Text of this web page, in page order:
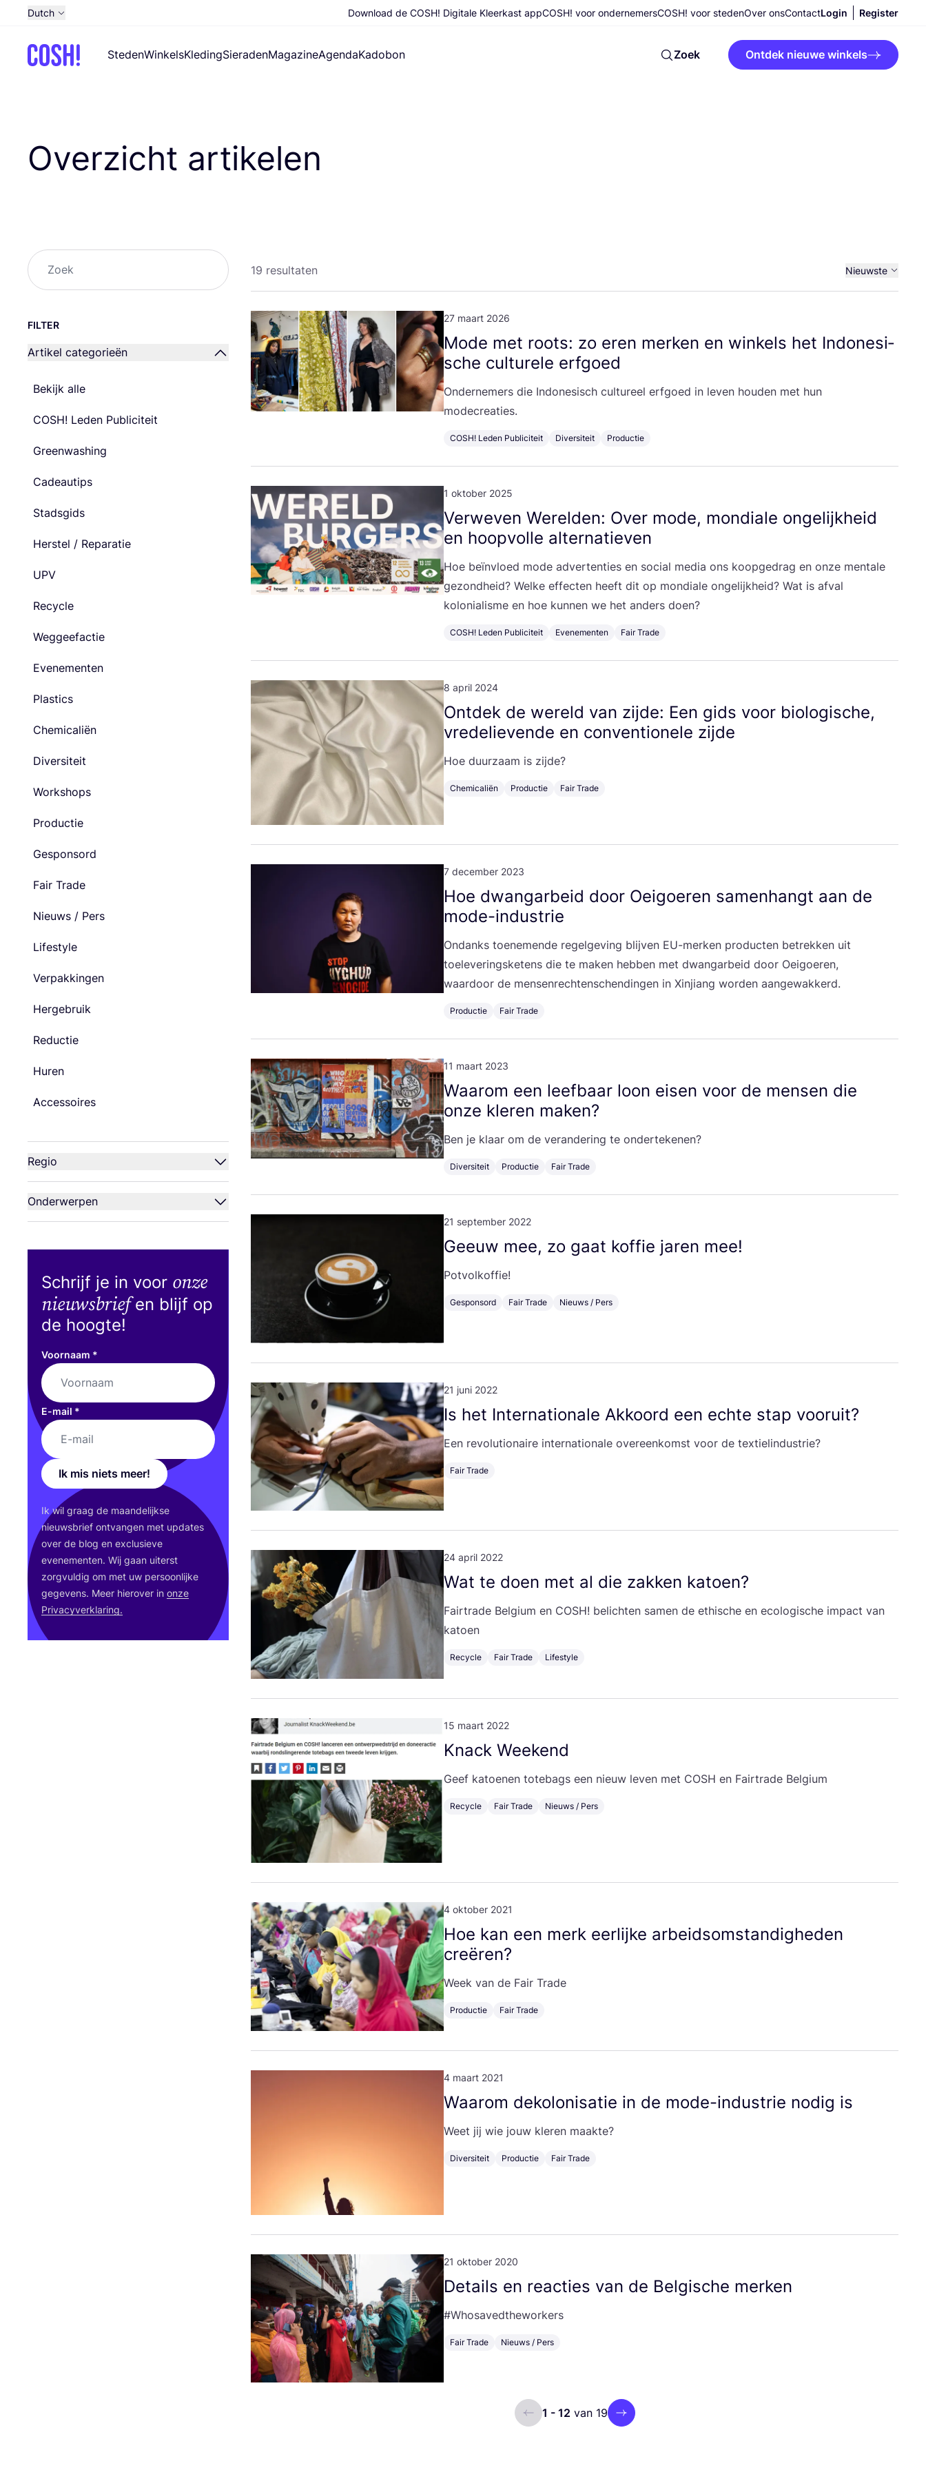
Dutch
French
Croatian
Download de COSH! Digitale Kleerkast appCOSH! voor ondernemersCOSH! voor stedenOver onsContactLogin Register
StedenWinkelsKledingSieradenMagazineAgendaKadobon Zoek Ontdek nieuwe winkels
Overzicht artikelen
Zoek
FILTER
Artikel categorieën
Bekijk alle
COSH! Leden Publiciteit
Greenwashing
Cadeautips
Stadsgids
Herstel / Reparatie
UPV
Recycle
Weggeefactie
Evenementen
Plastics
Chemicaliën
Diversiteit
Workshops
Productie
Gesponsord
Fair Trade
Nieuws / Pers
Lifestyle
Verpakkingen
Hergebruik
Reductie
Huren
Accessoires
Regio
Onderwerpen
Schrijf je in voor onze
nieuwsbriefen blijf op
de hoogte!
Voornaam *
E-mail *
Ik mis niets meer!
Ik wil graag de maan­de­lijk­se
nieuws­brief ont­van­gen met upda­tes
over de blog en exclu­sie­ve
eve­ne­men­ten. Wij gaan uiterst
zorg­vul­dig om met uw per­soon­lij­ke
gege­vens. Meer hier­over in onze
Pri­va­cy­ver­kla­ring.
19 resultaten Nieuwste
27 maart 2026
Mode met roots: zo eren mer­ken en win­kels het Indo­ne­si­
sche cul­tu­re­le erfgoed
Onder­ne­mers die Indo­ne­sisch cul­tu­reel erf­goed in leven hou­den met hun
modecreaties.
COSH! Leden Publiciteit Diversiteit Productie
1 oktober 2025
Ver­we­ven Werel­den: Over mode, mon­di­a­le onge­lijk­heid
en hoop­vol­le alternatieven
Hoe beïn­vloed mode adver­ten­ties en soci­al media ons koop­ge­drag en onze men­ta­le
gezond­heid? Wel­ke effec­ten heeft dit op mon­di­a­le onge­lijk­heid? Wat is afval
kolo­ni­a­lis­me en hoe kun­nen we het anders doen?
COSH! Leden Publiciteit Evenementen Fair Trade
8 april 2024
Ont­dek de wereld van zij­de: Een gids voor bio­lo­gi­sche,
vre­de­lie­ven­de en con­ven­ti­o­ne­le zijde
Hoe duur­zaam is zijde?
Chemicaliën Productie Fair Trade
7 december 2023
Hoe dwang­ar­beid door Oei­goe­ren samen­hangt aan de
mode-industrie
Ondanks toe­ne­men­de regel­ge­ving blij­ven EU-mer­ken pro­duc­ten betrek­ken uit
toe­le­ve­rings­ke­tens die te maken heb­ben met dwang­ar­beid door Oei­goe­ren,
waar­door de men­sen­rech­ten­schen­din­gen in Xin­jiang wor­den aangewakkerd.
Productie Fair Trade
11 maart 2023
Waar­om een leef­baar loon eisen voor de men­sen die
onze kle­ren maken?
Ben je klaar om de ver­an­de­ring te ondertekenen?
Diversiteit Productie Fair Trade
21 september 2022
Geeuw mee, zo gaat kof­fie jaren mee!
Pot­vol­kof­fie!
Gesponsord Fair Trade Nieuws / Pers
21 juni 2022
Is het Inter­na­ti­o­na­le Akkoord een ech­te stap vooruit?
Een revo­lu­ti­o­nai­re inter­na­ti­o­na­le over­een­komst voor de textielindustrie?
Fair Trade
24 april 2022
Wat te doen met al die zak­ken katoen?
Fair­t­ra­de Bel­gi­um en COSH! belich­ten samen de ethi­sche en eco­lo­gi­sche impact van
katoen
Recycle Fair Trade Lifestyle
15 maart 2022
Knack Week­end
Geef katoe­nen tote­bags een nieuw leven met COSH en Fair­t­ra­de Belgium
Recycle Fair Trade Nieuws / Pers
4 oktober 2021
Hoe kan een merk eer­lij­ke arbeids­om­stan­dig­he­den
creëren?
Week van de Fair Trade
Productie Fair Trade
4 maart 2021
Waar­om deko­lo­ni­sa­tie in de mode-indu­strie nodig is
Weet jij wie jouw kle­ren maakte?
Diversiteit Productie Fair Trade
21 oktober 2020
Details en reac­ties van de Bel­gi­sche merken
#Who­sa­ved­the­wor­kers
Fair Trade Nieuws / Pers
ui.previous
1 - 12 van 19
ui.next